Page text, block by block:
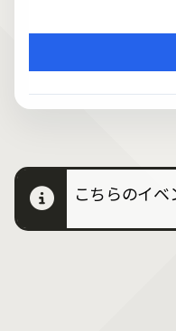
こちらのイベ